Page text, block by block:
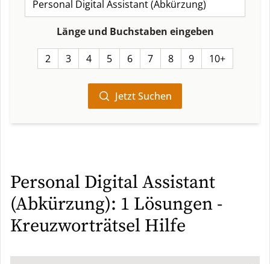
Länge und Buchstaben eingeben
2 3 4 5 6 7 8 9 10+
Jetzt Suchen
Personal Digital Assistant
(Abkürzung): 1 Lösungen -
Kreuzworträtsel Hilfe